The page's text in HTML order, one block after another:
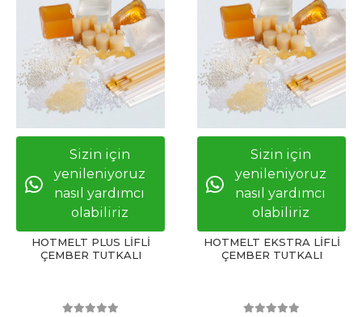
Sizin için
yenileniyoruz
nasıl yardımcı
olabiliriz
HOTMELT PLUS LİFLİ
ÇEMBER TUTKALI
Sizin için
yenileniyoruz
nasıl yardımcı
olabiliriz
HOTMELT EKSTRA LİFLİ
ÇEMBER TUTKALI